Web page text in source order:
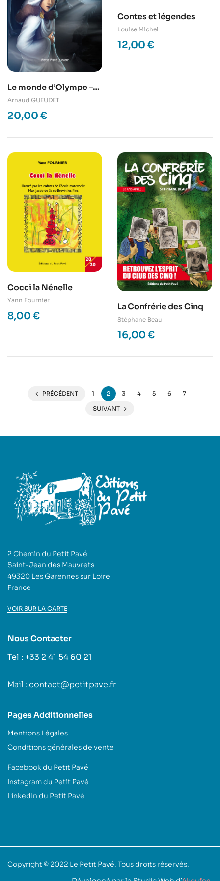
Le monde d’Olympe –
Le secret des Enfers
Arnaud GUEUDET
20,00 €
Contes et légendes
Louise Michel
12,00 €
Cocci la Nénelle
Yann Fournier
8,00 €
La Confrérie des Cinq
Stéphane Beau
16,00 €
PRÉCÉDENT 1 2 3 4 5 6
7
SUIVANT
2 Chemin du Petit Pavé
Saint-Jean des Mauvrets
49320 Les Garennes sur Loire
France
VOIR SUR LA CARTE
Nous Contacter
Tel : +33 2 41 54 60 21
Mail : contact@petitpave.fr
Pages Additionnelles
Mentions Légales
Conditions générales de vente
Facebook du Petit Pavé
Instagram du Petit Pavé
LinkedIn du Petit Pavé
Copyright © 2022 Le Petit Pavé. Tous droits réservés.